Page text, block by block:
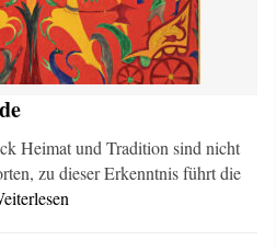
Heimat und Tradition sind nicht
zu dieser Erkenntnis führt die